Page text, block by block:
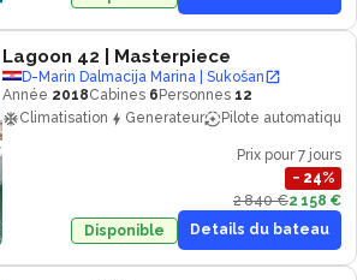
Lagoon 42 | Masterpiece
D-Marin Dalmacija Marina | Sukošan
Année 2018Cabines 6 Personnes 12
Climatisation
Generateur Pilote automatique
Prix pour 7 jours
− 24%
2 840 €2 158 €
Disponible
Details du bateau